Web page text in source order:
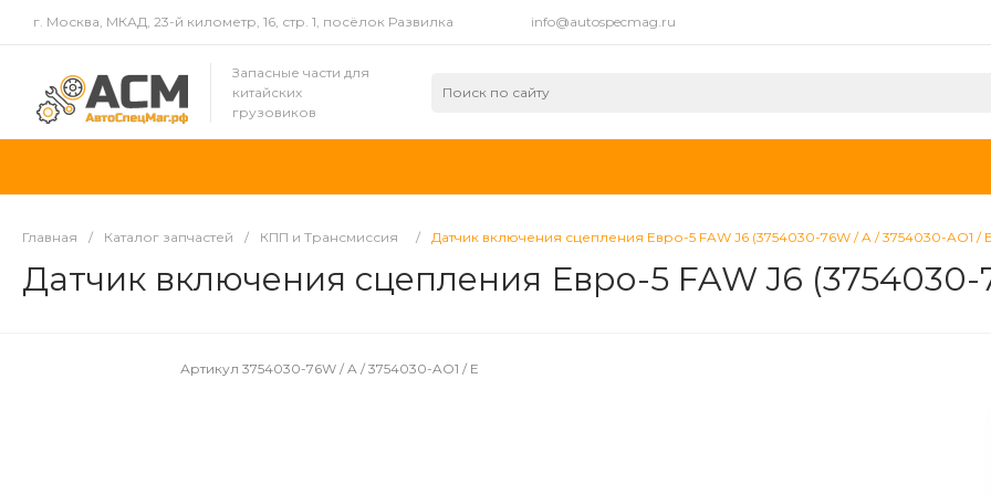
г. Москва, МКАД, 23-й километр, 16, стр. 1, посёлок Развилка info@autospecmag.ru
Запасные части для
китайских
грузовиков
Главная / Каталог запчастей / КПП и Трансмиссия / Датчик включения сцепления Евро-5 FAW J6 (3754030-76W / A / 3754030-AO1 /
Датчик включения сцепления Евро-5 FAW J6 (3754030-
Артикул3754030-76W / A / 3754030-AO1 / E